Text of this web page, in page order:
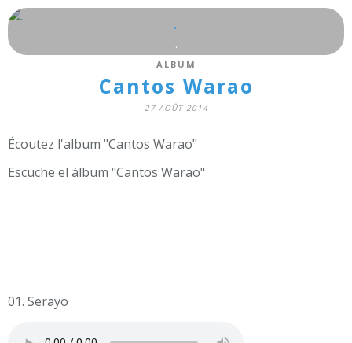
.
.
ALBUM
Cantos Warao
27 AOÛT 2014
Écoutez l'album "Cantos Warao"
Escuche el álbum "Cantos Warao"
01. Serayo